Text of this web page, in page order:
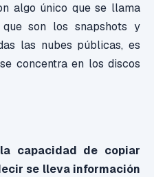
algo único que se llama
son los snapshots y
las nubes públicas, es
concentra en los discos
capacidad de copiar
se lleva información